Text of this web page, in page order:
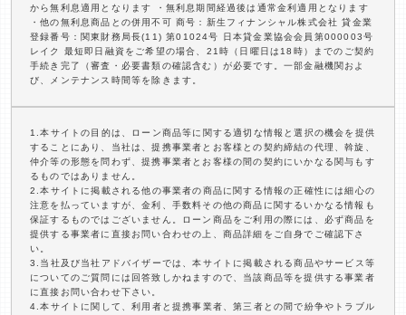
から無利息適用となります ・無利息期間経過後は通常金利適用となります
・他の無利息商品との併用不可 商号：新生フィナンシャル株式会社 貸金業
登録番号：関東財務局長(11) 第01024号 日本貸金業協会会員第000003号
レイク 最短即日融資をご希望の場合、21時（日曜日は18時）までのご契約
手続き完了（審査・必要書類の確認含む）が必要です。一部金融機関およ
び、メンテナンス時間等を除きます。
1.本サイトの目的は、ローン商品等に関する適切な情報と選択の機会を提供
することにあり、当社は、提携事業者とお客様との契約締結の代理、斡旋、
仲介等の形態を問わず、提携事業者とお客様の間の契約にいかなる関与もす
るものではありません。
2.本サイトに掲載される他の事業者の商品に関する情報の正確性には細心の
注意を払っていますが、金利、手数料その他の商品に関するいかなる情報も
保証するものではございません。ローン商品をご利用の際には、必ず商品を
提供する事業者に直接お問い合わせの上、商品詳細をご自身でご確認下さ
い。
3.当社及び当社アドバイザーでは、本サイトに掲載される商品やサービス等
についてのご質問には回答致しかねますので、当該商品等を提供する事業者
に直接お問い合わせ下さい。
4.本サイトに関して、利用者と提携事業者、第三者との間で紛争やトラブル